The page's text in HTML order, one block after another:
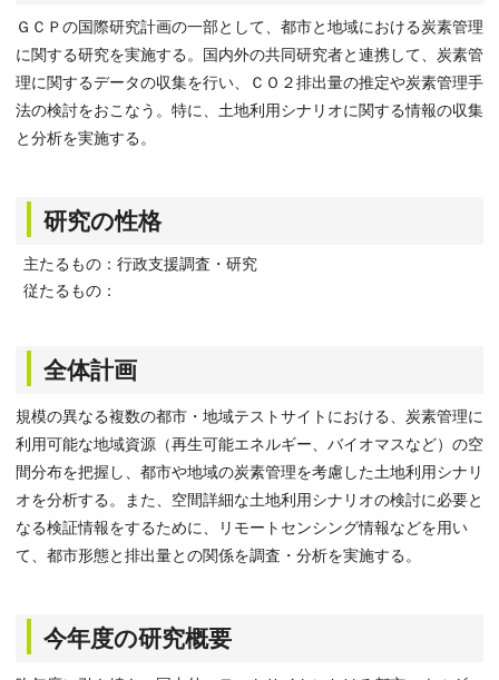
ＧＣＰの国際研究計画の一部として、都市と地域における炭素管理
に関する研究を実施する。国内外の共同研究者と連携して、炭素管
理に関するデータの収集を行い、ＣＯ２排出量の推定や炭素管理手
法の検討をおこなう。特に、土地利用シナリオに関する情報の収集
と分析を実施する。
研究の性格
主たるもの：行政支援調査・研究
従たるもの：
全体計画
規模の異なる複数の都市・地域テストサイトにおける、炭素管理に
利用可能な地域資源（再生可能エネルギー、バイオマスなど）の空
間分布を把握し、都市や地域の炭素管理を考慮した土地利用シナリ
オを分析する。また、空間詳細な土地利用シナリオの検討に必要と
なる検証情報をするために、リモートセンシング情報などを用い
て、都市形態と排出量との関係を調査・分析を実施する。
今年度の研究概要